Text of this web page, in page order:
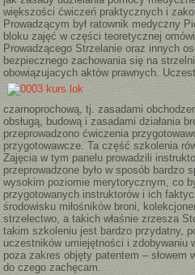
większości ćwiczeń praktycznych i
Prowadzącym był ratownik medyczny
bloku zajęć w części teoretycznej
Prowadzącego Strzelanie oraz innych
bezpiecznego zachowania się na
obowiązujacych aktów prawnych.
czarnoprochową, tj. zasadami
obsługą, budową i zasadami działania
przeprowadzono ćwiczenia
przygotowawcze. Ta część szkolenia
Zajęcia w tym panelu prowadzili
przeprowadzone było w sposób bardzo
wysokim poziomie merytorycznym, co
przygotowanych instruktorów i ich
środowisku miłośników broni,
strzelectwo, a takich właśnie zrzesza
takim szkoleniu jest bardzo przydatny,
uczestników umiejętności i zdobywaniu
poza zakres objęty patentem –
do czego zachęcam.